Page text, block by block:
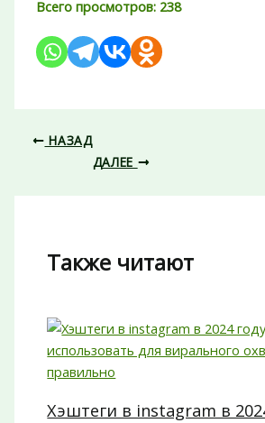
Всего просмотров: 238
НАЗАД
ДАЛЕЕ
Также читают
Хэштеги в instagram в